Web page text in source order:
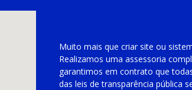
Muito mais que criar site ou
Realizamos uma assessoria
garantimos em contrato que
das leis de transparência pública